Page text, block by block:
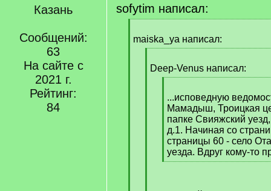
Казань
Сообщений:
63
На сайте с
2021 г.
Рейтинг:
84
sofytim написал:
q
maiska_ya написал:
q
Deep-Venus написал:
]
...исповедную
Мамадыш, Троицкая
папке Свияжский
д.1. Начиная со
страницы 60 - село
уезда. Вдруг кому-то
[